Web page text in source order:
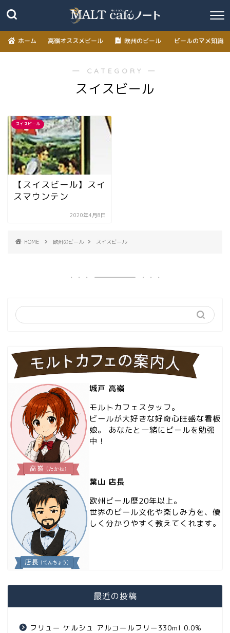
ホーム 高嶺オススメビール 欧州のビール ビールのマメ知識
― CATEGORY ―
スイスビール
スイスビール
【スイスビール】スイ
スマウンテン
2020年4月8日
HOME 欧州のビール スイスビール
城戸 高嶺
モルトカフェスタッフ。
ビールが大好きな好奇心旺盛な看板
娘。 あなたと一緒にビールを勉強
中！
葉山 店長
欧州ビール歴20年以上。
世界のビール文化や楽しみ方を、優
しく分かりやすく教えてくれます。
最近の投稿
フリュー ケルシュ アルコールフリー330ml 0.0%